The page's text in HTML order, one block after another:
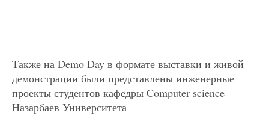
Также на Demo Day в формате выставки и живой
демонстрации были представлены инженерные
проекты студентов кафедры Computer science
Назарбаев Университета